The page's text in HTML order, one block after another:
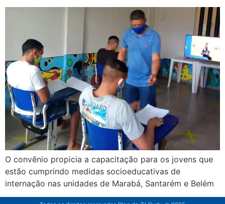
O convênio propicia a capacitação para os jovens que
estão cumprindo medidas socioeducativas de
internação nas unidades de Marabá, Santarém e Belém